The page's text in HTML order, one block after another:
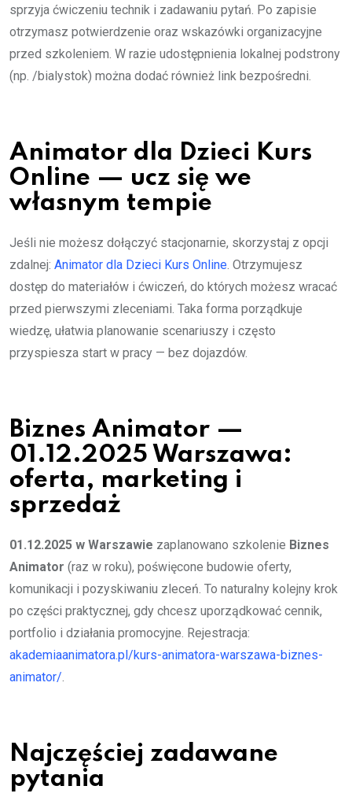
sprzyja ćwiczeniu technik i zadawaniu pytań. Po zapisie
otrzymasz potwierdzenie oraz wskazówki organizacyjne
przed szkoleniem. W razie udostępnienia lokalnej podstrony
(np. /bialystok) można dodać również link bezpośredni.
Animator dla Dzieci Kurs
Online — ucz się we
własnym tempie
Jeśli nie możesz dołączyć stacjonarnie, skorzystaj z opcji
zdalnej: Animator dla Dzieci Kurs Online . Otrzymujesz
dostęp do materiałów i ćwiczeń, do których możesz wracać
przed pierwszymi zleceniami. Taka forma porządkuje
wiedzę, ułatwia planowanie scenariuszy i często
przyspiesza start w pracy — bez dojazdów.
Biznes Animator —
01.12.2025 Warszawa:
oferta, marketing i
sprzedaż
01.12.2025 w Warszawie zaplanowano szkolenie Biznes
Animator (raz w roku), poświęcone budowie oferty,
komunikacji i pozyskiwaniu zleceń. To naturalny kolejny krok
po części praktycznej, gdy chcesz uporządkować cennik,
portfolio i działania promocyjne. Rejestracja:
akademiaanimatora.pl/kurs-animatora-warszawa-biznes-
animator/
Najczęściej zadawane
pytania